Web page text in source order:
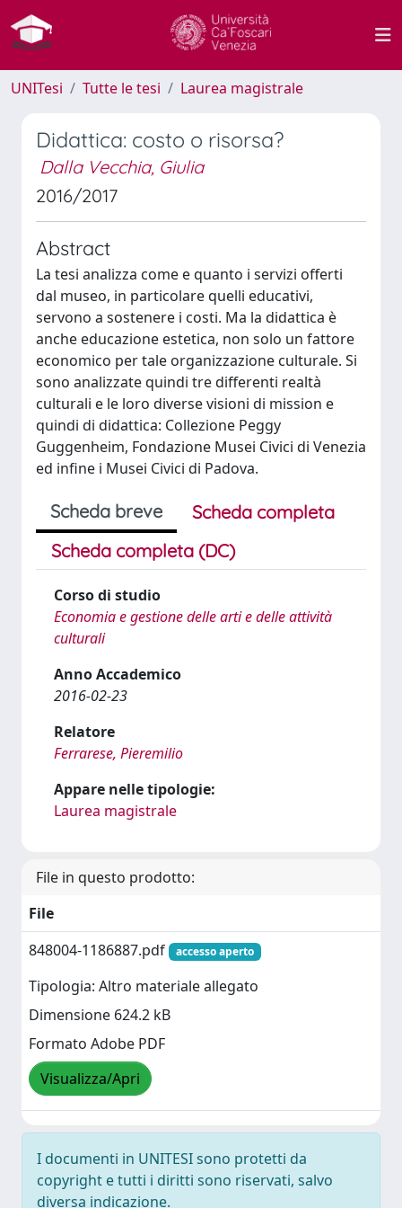
UNITesi Tutte le tesi Laurea magistrale
Didattica: costo o risorsa?
Dalla Vecchia, Giulia
2016/2017
Abstract
La tesi analizza come e quanto i servizi offerti
dal museo, in particolare quelli educativi,
servono a sostenere i costi. Ma la didattica è
anche educazione estetica, non solo un fattore
economico per tale organizzazione culturale. Si
sono analizzate quindi tre differenti realtà
culturali e le loro diverse visioni di mission e
quindi di didattica: Collezione Peggy
Guggenheim, Fondazione Musei Civici di Venezia
ed infine i Musei Civici di Padova.
Scheda breve
Scheda completa
Scheda completa (DC)
Corso di studio
Economia e gestione delle arti e delle attività
culturali
Anno Accademico
2016-02-23
Relatore
Ferrarese, Pieremilio
Appare nelle tipologie:
Laurea magistrale
File in questo prodotto:
File
848004-1186887.pdf
accesso aperto
Tipologia: Altro materiale allegato
Dimensione 624.2 kB
Formato Adobe PDF
Visualizza/Apri
I documenti in UNITESI sono protetti da
copyright e tutti i diritti sono riservati, salvo
diversa indicazione.